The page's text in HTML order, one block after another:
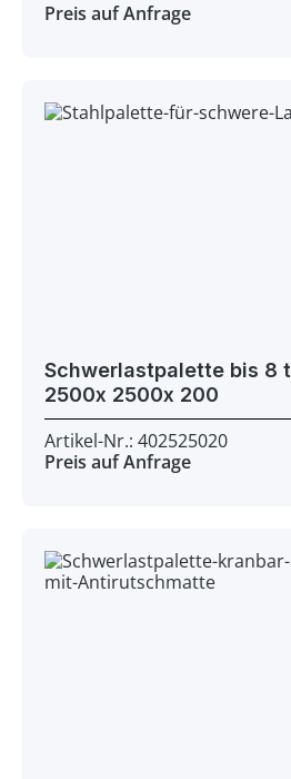
Preis auf Anfrage
Schwerlastpalette bis 8 t - Beispiel:
2500x 2500x 200
Artikel-Nr.: 402525020
Preis auf Anfrage